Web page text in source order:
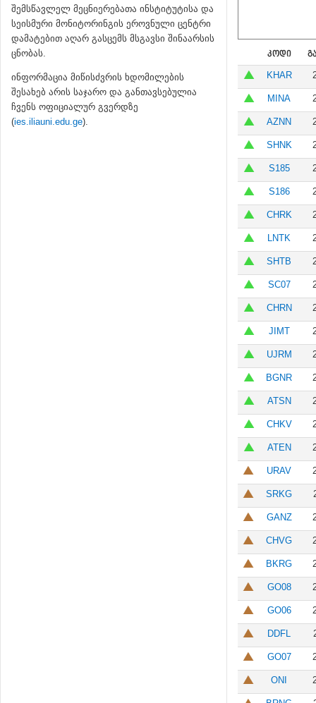
შემსწავლელ მეცნიერებათა ინსტიტუტისა და
სეისმური მონიტორინგის ეროვნული ცენტრი
დამატებით აღარ გასცემს მსგავსი შინაარსის
ცნობას.
ინფორმაცია მიწისძვრის ხდომილების
შესახებ არის საჯარო და განთავსებულია
ჩვენს ოფიციალურ გვერდზე
(ies.iliauni.edu.ge).
ᲙᲝᲓᲘ
KHAR
MINA
AZNN
SHNK
S185
S186
CHRK
LNTK
SHTB
SC07
CHRN
JIMT
UJRM
BGNR
ATSN
CHKV
ATEN
URAV
SRKG
GANZ
CHVG
BKRG
GO08
GO06
DDFL
GO07
ONI